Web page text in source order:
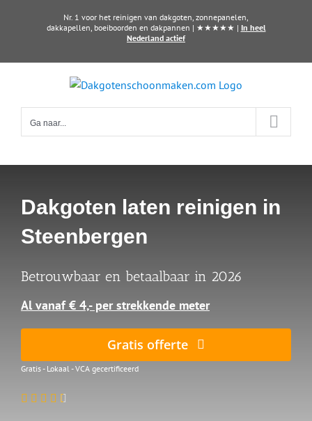
Nr. 1 voor het reinigen van dakgoten, zonnepanelen,
dakkapellen, boeiboorden en dakpannen | ★★★★★ | In heel
Nederland actief
Ga naar...
Dakgoten laten reinigen in
Steenbergen
Betrouwbaar en betaalbaar in 2026
Al vanaf € 4,- per strekkende meter
Gratis offerte
Gratis - Lokaal - VCA gecertificeerd